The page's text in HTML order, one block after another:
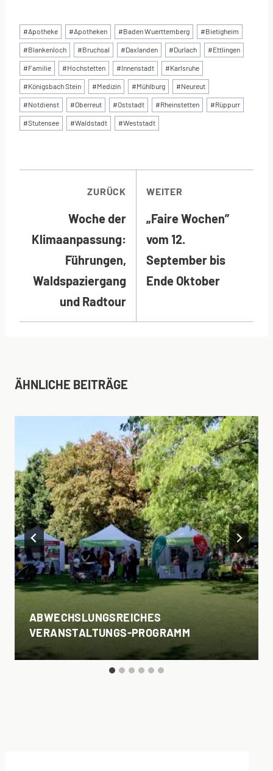
Schlagworte:
#Apotheke #Apotheken #Baden Wuerttemberg #Bietigheim
#Blankenloch #Bruchsal #Daxlanden #Durlach #Ettlingen
#Familie #Hochstetten #Innenstadt #Karlsruhe
#Königsbach Stein #Medizin #Mühlburg #Neureut
#Notdienst #Oberreut #Oststadt #Rheinstetten #Rüppurr
#Stutensee #Waldstadt #Weststadt
ZURÜCK
Woche der
Klimaanpassung:
Führungen,
Waldspaziergang
und Radtour
WEITER
„Faire Wochen”
vom 12.
September bis
Ende Oktober
ÄHNLICHE BEITRÄGE
ABWECHSLUNGSREICHES
VERANSTALTUNGS-PROGRAMM